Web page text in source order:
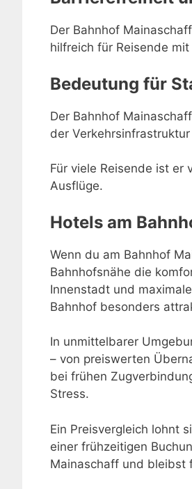
Der Bahnhof
hilfreich für Reisende
Bedeutung für
Der Bahnhof
der
Für viele Reisende ist er
Ausflüge.
Hotels am
Wenn du am Bahnhof
Bahnhofsnähe die
Innenstadt und
Bahnhof besonders
In unmittelbarer
– von preiswerten
bei frühen
Stress.
Ein Preisvergleich lohnt
einer frühzeitigen
Mainaschaff und bleibst